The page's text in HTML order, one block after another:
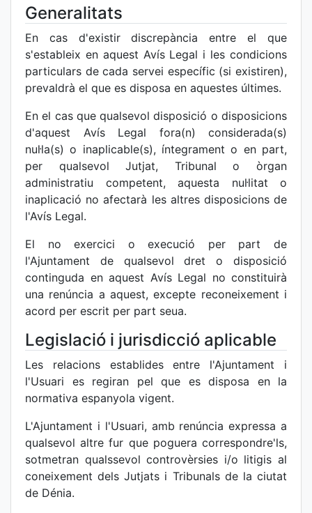
Generalitats
En cas d'existir discrepància entre el que
s'estableix en aquest Avís Legal i les condicions
particulars de cada servei específic (si existiren),
prevaldrà el que es disposa en aquestes últimes.
En el cas que qualsevol disposició o disposicions
d'aquest Avís Legal fora(n) considerada(s)
nul·la(s) o inaplicable(s), íntegrament o en part,
per qualsevol Jutjat, Tribunal o òrgan
administratiu competent, aquesta nul·litat o
inaplicació no afectarà les altres disposicions de
l'Avís Legal.
El no exercici o execució per part de
l'Ajuntament de qualsevol dret o disposició
continguda en aquest Avís Legal no constituirà
una renúncia a aquest, excepte reconeixement i
acord per escrit per part seua.
Legislació i jurisdicció aplicable
Les relacions establides entre l'Ajuntament i
l'Usuari es regiran pel que es disposa en la
normativa espanyola vigent.
L'Ajuntament i l'Usuari, amb renúncia expressa a
qualsevol altre fur que poguera correspondre'ls,
sotmetran qualssevol controvèrsies i/o litigis al
coneixement dels Jutjats i Tribunals de la ciutat
de Dénia.